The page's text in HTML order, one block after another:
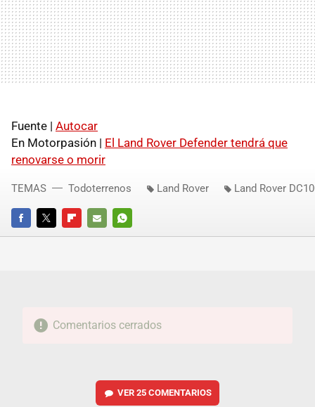
Fuente | Autocar
En Motorpasión | El Land Rover Defender tendrá que
renovarse o morir
FACEBOOKTWITTERFLIPBOARD
E-
WHATSAPP
TEMAS Todoterrenos Land Rover Land Rover
Comentarios cerrados
VER 25 COMENTARIOS